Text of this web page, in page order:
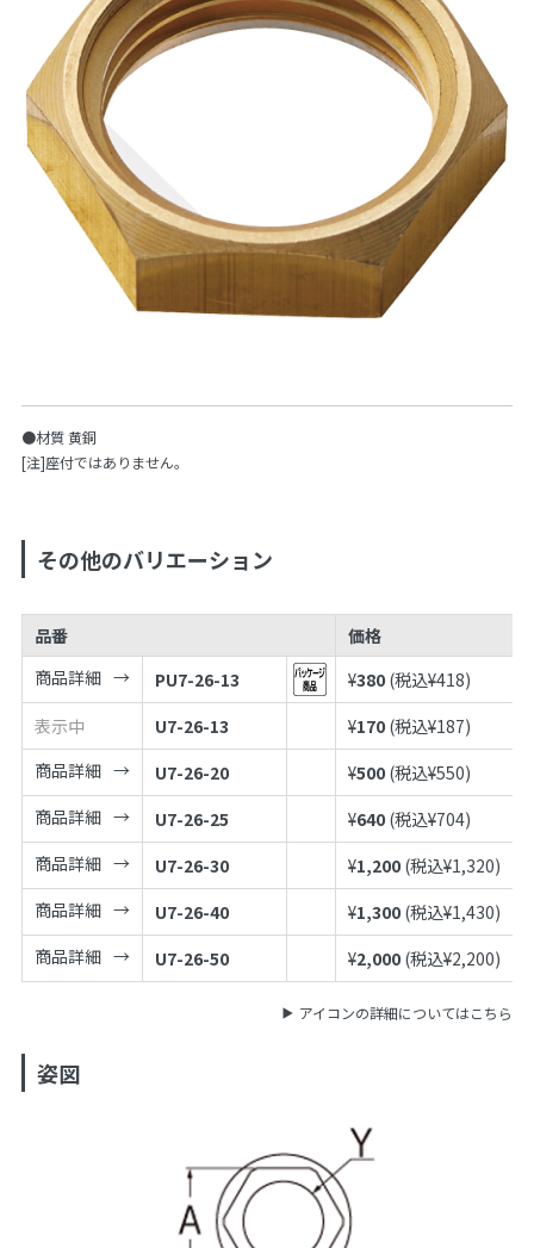
●材質 黄銅
[注]座付ではありません。
その他のバリエーション
品番 価格
商品詳細
PU7-26-13 ¥380 (税込¥418)
表示中
U7-26-13 ¥170 (税込¥187)
商品詳細
U7-26-20 ¥500 (税込¥550)
商品詳細
U7-26-25 ¥640 (税込¥704)
商品詳細
U7-26-30 ¥1,200 (税込¥1,320)
商品詳細
U7-26-40 ¥1,300 (税込¥1,430)
商品詳細
U7-26-50 ¥2,000 (税込¥2,200)
アイコンの詳細についてはこちら
姿図